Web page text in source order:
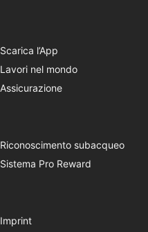
Scarica l’App
Lavori nel mondo
Assicurazione
Riconoscimento subacqueo
Sistema Pro Reward
Imprint